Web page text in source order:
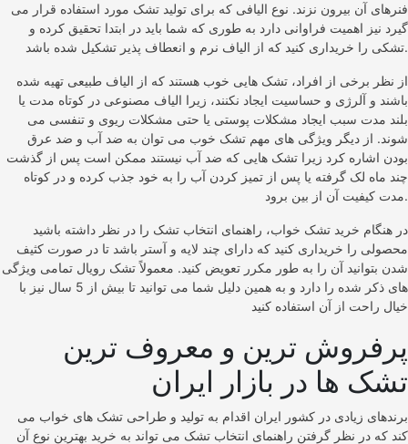
فنرهای آن بیرون نزند. نوع الیافی که برای تولید تشک مورد استفاده قرار می‌
گیرد نیز اهمیت فراوانی دارد به طوری که شما باید در ابتدا تحقیق کرده و
تشکی را خریداری کنید که از الیاف نرم و انعطاف پذیر تشکیل شده باشد.
از نظر برخی از افراد، تشک‌ هایی خوب هستند که از الیاف طبیعی تهیه شده
باشند و آلرژی و حساسیت ایجاد نکنند، زیرا الیاف مصنوعی در کوتاه مدت یا
بلند مدت سبب ایجاد مشکلات پوستی یا حتی مشکلات ریوی و تنفسی می‌
شوند. از دیگر ویژگی‌ های مهم تشک خوب می‌ توان به ضد آب و ضد عرق
بودن اشاره کرد زیرا تشک‌ هایی که ضد آب نیستند ممکن است پس از گذشت
چند ماه لک گرفته یا پس از تمیز کردن آب را به خود جذب کرده و در کوتاه
مدت کیفیت آن از بین برود.
در هنگام خرید تشک خواب، راهنمای انتخاب تشک را در نظر داشته باشید
محصولی را خریداری کنید که دارای چند لایه و آستر باشد تا در صورت کثیف
شدن بتوانید آن را به طور مکرر تعویض کنید. معمولاً تشک رویال تمامی ویژگی‌
های ذکر شده را دارد و به همین دلیل شما می‌ توانید تا بیش از 5 سال نیز با
خیال راحت از آن استفاده کنید
پرفروش ترین و معروف ترین
تشک ها در بازار ایران
برندهای زیادی در کشور ایران اقدام به تولید و طراحی تشک‌ های خواب می‌
کند که در نظر گرفتن راهنمای انتخاب تشک می‌ تواند به خرید بهترین نوع آن